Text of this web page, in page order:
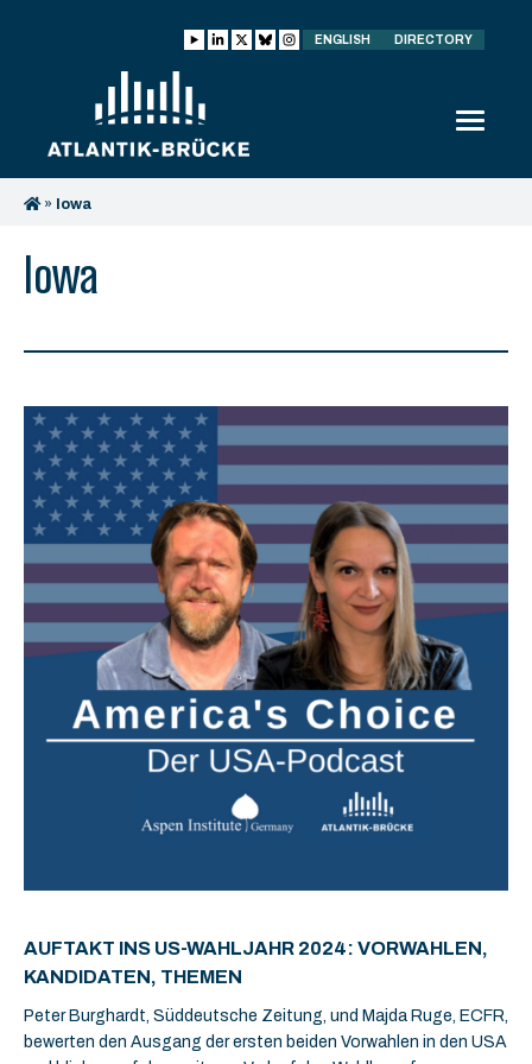
ENGLISH DIRECTORY
» Iowa
Iowa
AUFTAKT INS US-WAHLJAHR 2024: VORWAHLEN,
KANDIDATEN, THEMEN
Peter Burghardt, Süddeutsche Zeitung, und Majda Ruge, ECFR,
bewerten den Ausgang der ersten beiden Vorwahlen in den USA